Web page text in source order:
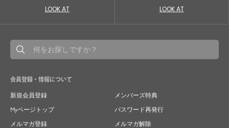
LOOK AT LOOK AT
会員登録・情報について
新規会員登録
メンバーズ特典
Myページトップ
パスワード再発行
メルマガ登録
メルマガ解除